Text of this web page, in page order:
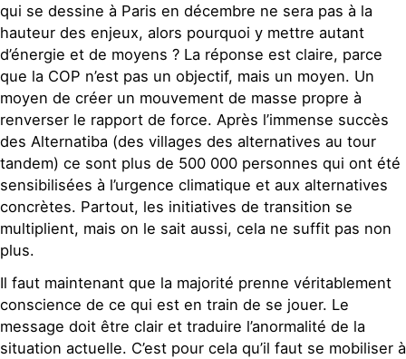
qui se dessine à Paris en décembre ne sera pas à la
hauteur des enjeux, alors pourquoi y mettre autant
d’énergie et de moyens ? La réponse est claire, parce
que la COP n’est pas un objectif, mais un moyen. Un
moyen de créer un mouvement de masse propre à
renverser le rapport de force. Après l’immense succès
des Alternatiba (des villages des alternatives au tour
tandem) ce sont plus de 500 000 personnes qui ont été
sensibilisées à l’urgence climatique et aux alternatives
concrètes. Partout, les initiatives de transition se
multiplient, mais on le sait aussi, cela ne suffit pas non
plus.
Il faut maintenant que la majorité prenne véritablement
conscience de ce qui est en train de se jouer. Le
message doit être clair et traduire l’anormalité de la
situation actuelle. C’est pour cela qu’il faut se mobiliser à